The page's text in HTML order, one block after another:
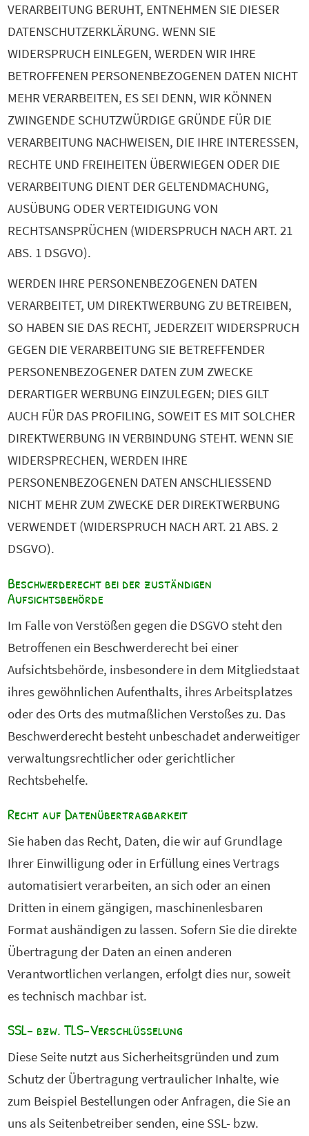
VERARBEITUNG BERUHT, ENTNEHMEN SIE DIESER
DATENSCHUTZERKLÄRUNG. WENN SIE
WIDERSPRUCH EINLEGEN, WERDEN WIR IHRE
BETROFFENEN PERSONENBEZOGENEN DATEN NICHT
MEHR VERARBEITEN, ES SEI DENN, WIR KÖNNEN
ZWINGENDE SCHUTZWÜRDIGE GRÜNDE FÜR DIE
VERARBEITUNG NACHWEISEN, DIE IHRE INTERESSEN,
RECHTE UND FREIHEITEN ÜBERWIEGEN ODER DIE
VERARBEITUNG DIENT DER GELTENDMACHUNG,
AUSÜBUNG ODER VERTEIDIGUNG VON
RECHTSANSPRÜCHEN (WIDERSPRUCH NACH ART. 21
ABS. 1 DSGVO).
WERDEN IHRE PERSONENBEZOGENEN DATEN
VERARBEITET, UM DIREKTWERBUNG ZU BETREIBEN,
SO HABEN SIE DAS RECHT, JEDERZEIT WIDERSPRUCH
GEGEN DIE VERARBEITUNG SIE BETREFFENDER
PERSONENBEZOGENER DATEN ZUM ZWECKE
DERARTIGER WERBUNG EINZULEGEN; DIES GILT
AUCH FÜR DAS PROFILING, SOWEIT ES MIT SOLCHER
DIREKTWERBUNG IN VERBINDUNG STEHT. WENN SIE
WIDERSPRECHEN, WERDEN IHRE
PERSONENBEZOGENEN DATEN ANSCHLIESSEND
NICHT MEHR ZUM ZWECKE DER DIREKTWERBUNG
VERWENDET (WIDERSPRUCH NACH ART. 21 ABS. 2
DSGVO).
Beschwerderecht bei der zuständigen
Aufsichtsbehörde
Im Falle von Verstößen gegen die DSGVO steht den
Betroffenen ein Beschwerderecht bei einer
Aufsichtsbehörde, insbesondere in dem Mitgliedstaat
ihres gewöhnlichen Aufenthalts, ihres Arbeitsplatzes
oder des Orts des mutmaßlichen Verstoßes zu. Das
Beschwerderecht besteht unbeschadet anderweitiger
verwaltungsrechtlicher oder gerichtlicher
Rechtsbehelfe.
Recht auf Datenübertragbarkeit
Sie haben das Recht, Daten, die wir auf Grundlage
Ihrer Einwilligung oder in Erfüllung eines Vertrags
automatisiert verarbeiten, an sich oder an einen
Dritten in einem gängigen, maschinenlesbaren
Format aushändigen zu lassen. Sofern Sie die direkte
Übertragung der Daten an einen anderen
Verantwortlichen verlangen, erfolgt dies nur, soweit
es technisch machbar ist.
SSL- bzw. TLS-Verschlüsselung
Diese Seite nutzt aus Sicherheitsgründen und zum
Schutz der Übertragung vertraulicher Inhalte, wie
zum Beispiel Bestellungen oder Anfragen, die Sie an
uns als Seitenbetreiber senden, eine SSL- bzw.